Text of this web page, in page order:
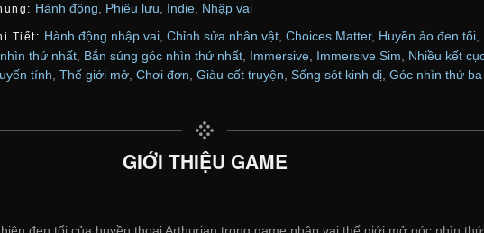
Hành động Phiêu lưu Indie Nhập vai
Tiết: Hành động nhập vai, Chỉnh sửa nhân vật, Choices Matter, Huyền ảo đen tối,
thứ nhất Bắn súng góc nhìn thứ nhất Immersive Immersive Sim Nhiều kết
tính Thế giới mở Chơi đơn Giàu cốt truyện Sống sót kinh dị Góc nhìn thứ ba
GIỚI THIỆU GAME
đen tối của huyền thoại Arthurian trong game nhập vai thế giới mở góc nhìn thứ